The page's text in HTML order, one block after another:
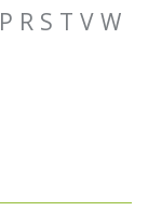
P R S T V W